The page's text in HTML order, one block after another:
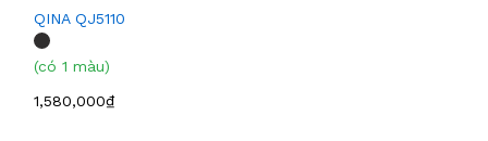
QINA QJ5110
(có 1 màu)
1,580,000₫